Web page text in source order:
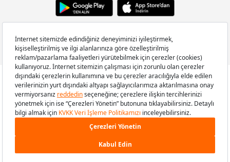
Copyright © 2008-2026 Evidea.com | Tüm hakları saklıdır.